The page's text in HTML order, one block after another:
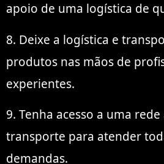
apoio de uma logística de
8. Deixe a logística e
produtos nas mãos de
experientes.
9. Tenha acesso a uma
transporte para atender
demandas.